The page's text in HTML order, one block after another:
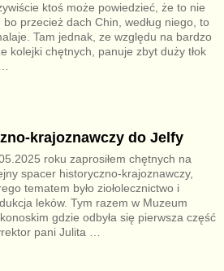
ktoś może powiedzieć, że to nie
bo przecież dach Chin, według niego, to
Tam jednak, ze względu na bardzo
kolejki chętnych, panuje zbyt duży tłok
…
krajoznawczy do Jelfy
roku zaprosiłem chętnych na
spacer historyczno-krajoznawczy,
tematem było ziołolecznictwo i
leków. Tym razem w Muzeum
gdzie odbyła się pierwsza część
pani Julita